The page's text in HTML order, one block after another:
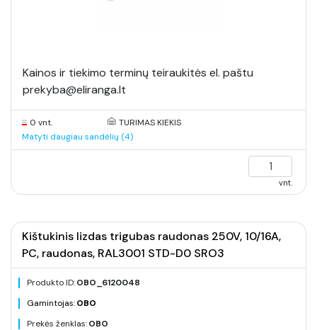
Kainos ir tiekimo terminų teiraukitės el. paštu
prekyba@eliranga.lt
0 vnt.
TURIMAS KIEKIS
Matyti daugiau sandėlių (4)
vnt.
Kištukinis lizdas trigubas raudonas 250V, 10/16A,
PC, raudonas, RAL3001 STD-D0 SRO3
Produkto ID:OBO_6120048
Gamintojas:OBO
Prekės ženklas:OBO